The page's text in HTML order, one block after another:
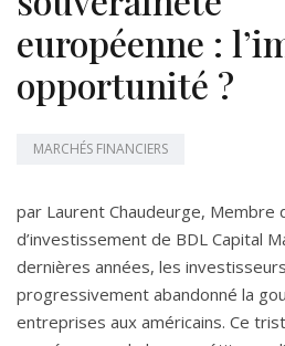
européenne :
opportunité ?
MARCHÉS FINANCIERS
par Laurent Chaudeurge, Membre
d’investissement de BDL Capital
dernières années, les
progressivement abandonné la
entreprises aux américains. Ce